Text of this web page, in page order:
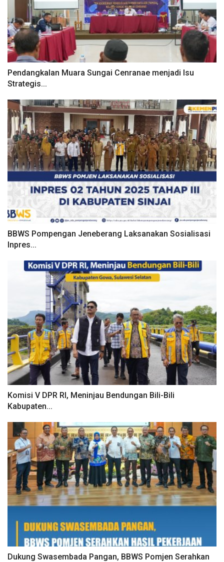
Pendangkalan Muara Sungai Cenranae menjadi Isu
Strategis...
BBWS Pompengan Jeneberang Laksanakan Sosialisasi
Inpres...
Komisi V DPR RI, Meninjau Bendungan Bili-Bili
Kabupaten...
Dukung Swasembada Pangan, BBWS Pomjen Serahkan